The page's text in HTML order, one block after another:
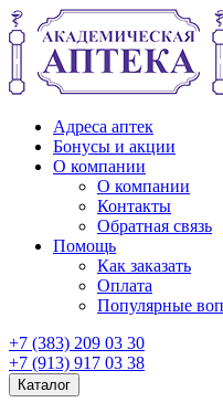
Адреса аптек
Бонусы и акции
О компании
О компании
Контакты
Обратная связь
Помощь
Как заказать
Оплата
Популярные
+7 (383) 209 03 30
+7 (913) 917 03 38
Каталог